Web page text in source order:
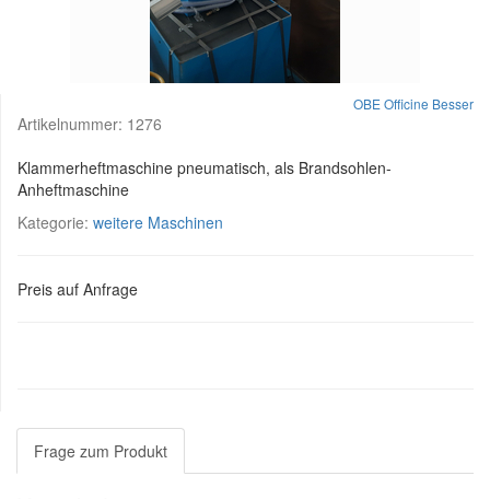
OBE Officine Besser
Artikelnummer: 1276
Klammerheftmaschine pneumatisch, als Brandsohlen-
Anheftmaschine
Kategorie: weitere Maschinen
Preis auf Anfrage
Frage zum Produkt